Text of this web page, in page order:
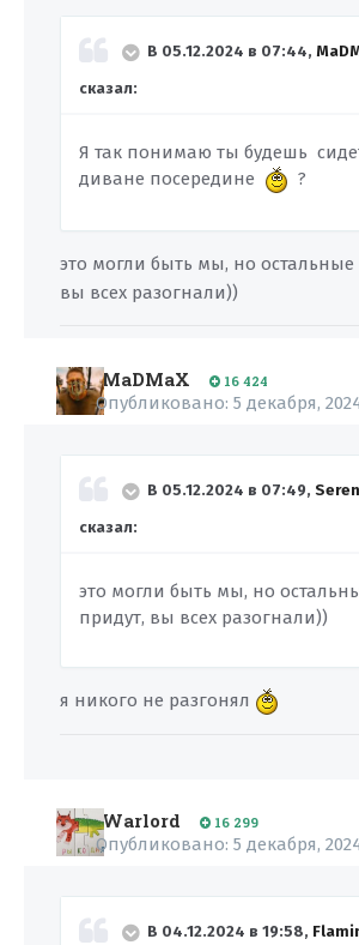
В 05.12.2024 в 07:44,
сказал:
Я так понимаю ты будешь
диване посередине
?
это могли быть мы, но остальные
вы всех разогнали))
MaDMaX 16 424
Опубликовано: 5 декабря,
В 05.12.2024 в 07:49,
сказал:
это могли быть мы, но
придут, вы всех разогнали))
я никого не разгонял
Warlord 16 299
Опубликовано: 5 декабря,
В 04.12.2024 в 19:58,